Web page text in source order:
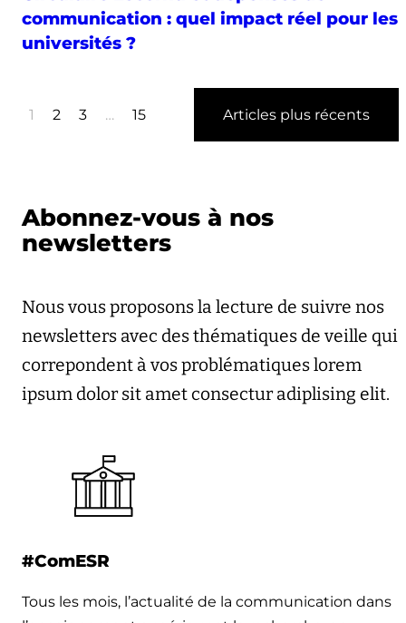
communication : quel impact réel pour les
universités ?
1 2 3 … 15 Articles plus récents
Abonnez-vous à nos
newsletters
Nous vous proposons la lecture de suivre nos
newsletters avec des thématiques de veille qui
correpondent à vos problématiques lorem
ipsum dolor sit amet consectur adiplising elit.
#ComESR
Tous les mois, l’actualité de la communication dans